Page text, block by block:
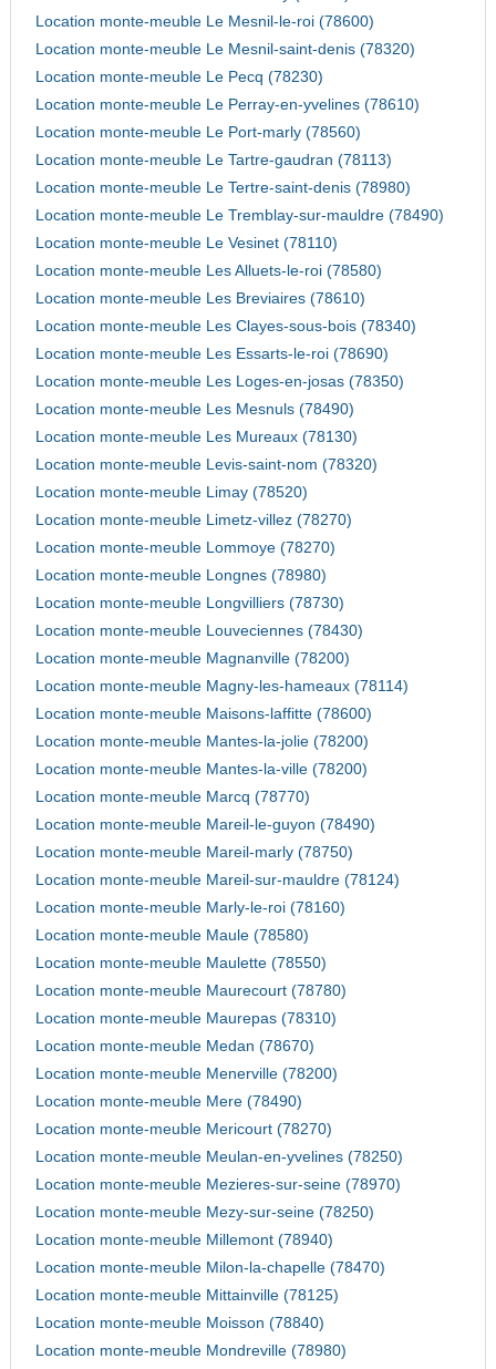
Location monte-meuble Le Mesnil-le-roi (78600)
Location monte-meuble Le Mesnil-saint-denis (78320)
Location monte-meuble Le Pecq (78230)
Location monte-meuble Le Perray-en-yvelines (78610)
Location monte-meuble Le Port-marly (78560)
Location monte-meuble Le Tartre-gaudran (78113)
Location monte-meuble Le Tertre-saint-denis (78980)
Location monte-meuble Le Tremblay-sur-mauldre (78490)
Location monte-meuble Le Vesinet (78110)
Location monte-meuble Les Alluets-le-roi (78580)
Location monte-meuble Les Breviaires (78610)
Location monte-meuble Les Clayes-sous-bois (78340)
Location monte-meuble Les Essarts-le-roi (78690)
Location monte-meuble Les Loges-en-josas (78350)
Location monte-meuble Les Mesnuls (78490)
Location monte-meuble Les Mureaux (78130)
Location monte-meuble Levis-saint-nom (78320)
Location monte-meuble Limay (78520)
Location monte-meuble Limetz-villez (78270)
Location monte-meuble Lommoye (78270)
Location monte-meuble Longnes (78980)
Location monte-meuble Longvilliers (78730)
Location monte-meuble Louveciennes (78430)
Location monte-meuble Magnanville (78200)
Location monte-meuble Magny-les-hameaux (78114)
Location monte-meuble Maisons-laffitte (78600)
Location monte-meuble Mantes-la-jolie (78200)
Location monte-meuble Mantes-la-ville (78200)
Location monte-meuble Marcq (78770)
Location monte-meuble Mareil-le-guyon (78490)
Location monte-meuble Mareil-marly (78750)
Location monte-meuble Mareil-sur-mauldre (78124)
Location monte-meuble Marly-le-roi (78160)
Location monte-meuble Maule (78580)
Location monte-meuble Maulette (78550)
Location monte-meuble Maurecourt (78780)
Location monte-meuble Maurepas (78310)
Location monte-meuble Medan (78670)
Location monte-meuble Menerville (78200)
Location monte-meuble Mere (78490)
Location monte-meuble Mericourt (78270)
Location monte-meuble Meulan-en-yvelines (78250)
Location monte-meuble Mezieres-sur-seine (78970)
Location monte-meuble Mezy-sur-seine (78250)
Location monte-meuble Millemont (78940)
Location monte-meuble Milon-la-chapelle (78470)
Location monte-meuble Mittainville (78125)
Location monte-meuble Moisson (78840)
Location monte-meuble Mondreville (78980)